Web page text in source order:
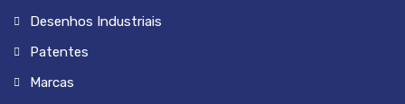
Desenhos Industriais
Patentes
Marcas